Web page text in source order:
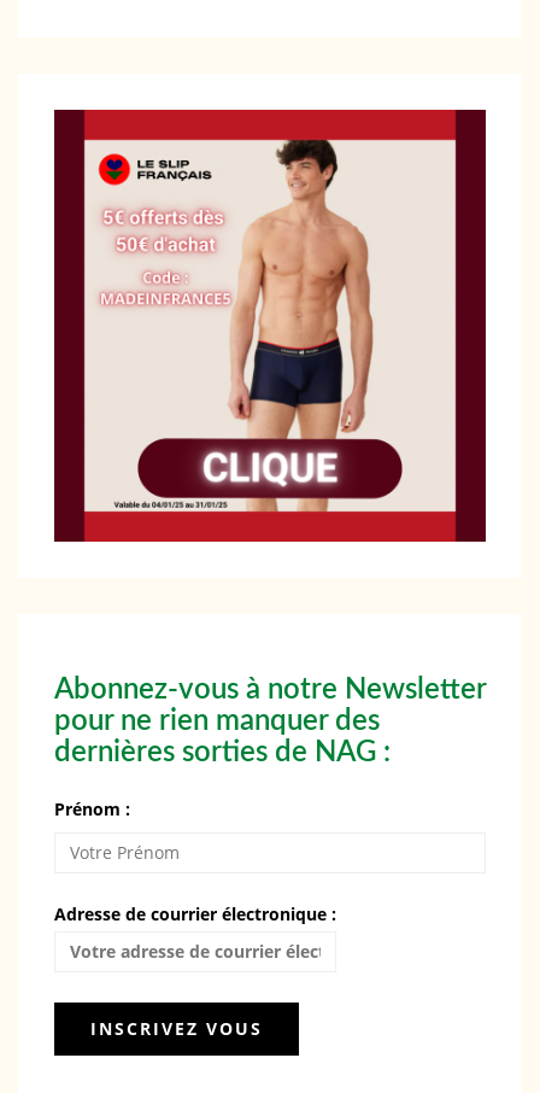
Abonnez-vous à notre Newsletter
pour ne rien manquer des
dernières sorties de NAG :
Prénom :
Adresse de courrier électronique :